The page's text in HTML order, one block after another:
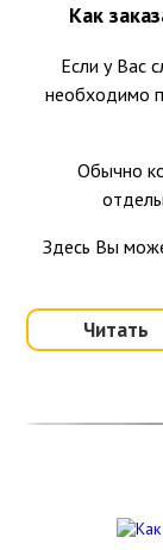
Как
Если у Вас
необходимо
Обычно
Здесь Вы
Читать